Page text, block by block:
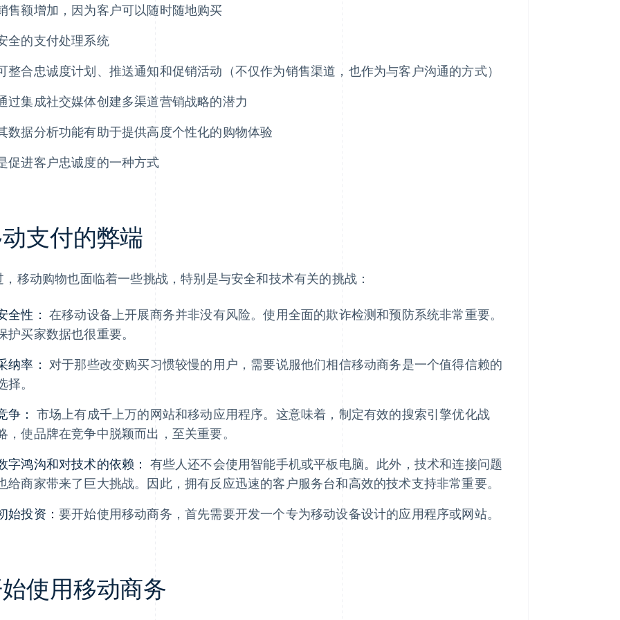
售额增加，因为客户可以随时随地购买
全的支付处理系统
整合忠诚度计划、推送通知和促销活动（不仅作为销售渠道，也作为与客户沟通的方式）
过集成社交媒体创建多渠道营销战略的潜力
数据分析功能有助于提供高度个性化的购物体验
促进客户忠诚度的一种方式
支付的弊端
，移动购物也面临着一些挑战，特别是与安全和技术有关的挑战：
全性： 在移动设备上开展商务并非没有风险。使用全面的欺诈检测和预防系统非常重要。
护买家数据也很重要。
纳率： 对于那些改变购买习惯较慢的用户，需要说服他们相信移动商务是一个值得信赖的
择。
争： 市场上有成千上万的网站和移动应用程序。这意味着，制定有效的搜索引擎优化战
，使品牌在竞争中脱颖而出，至关重要。
字鸿沟和对技术的依赖： 有些人还不会使用智能手机或平板电脑。此外，技术和连接问题
给商家带来了巨大挑战。因此，拥有反应迅速的客户服务台和高效的技术支持非常重要。
始投资： 要开始使用移动商务，首先需要开发一个专为移动设备设计的应用程序或网站。
使用移动商务